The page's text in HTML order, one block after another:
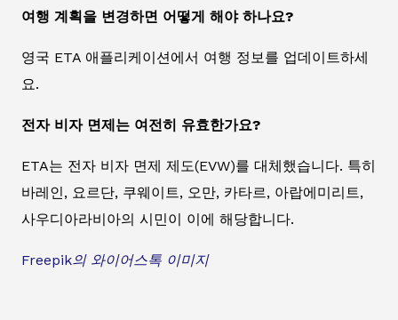
여행 계획을 변경하면 어떻게 해야 하나요?
영국 ETA 애플리케이션에서 여행 정보를 업데이트하세
요.
전자 비자 면제는 여전히 유효한가요?
ETA는 전자 비자 면제 제도(EVW)를 대체했습니다. 특히
바레인, 요르단, 쿠웨이트, 오만, 카타르, 아랍에미리트,
사우디아라비아의 시민이 이에 해당합니다.
Freepik의 와이어스톡 이미지